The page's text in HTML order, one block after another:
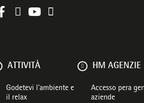
ATTIVITÀ
Godetevi l'ambiente e
il relax
HM
Accesso pera
aziende